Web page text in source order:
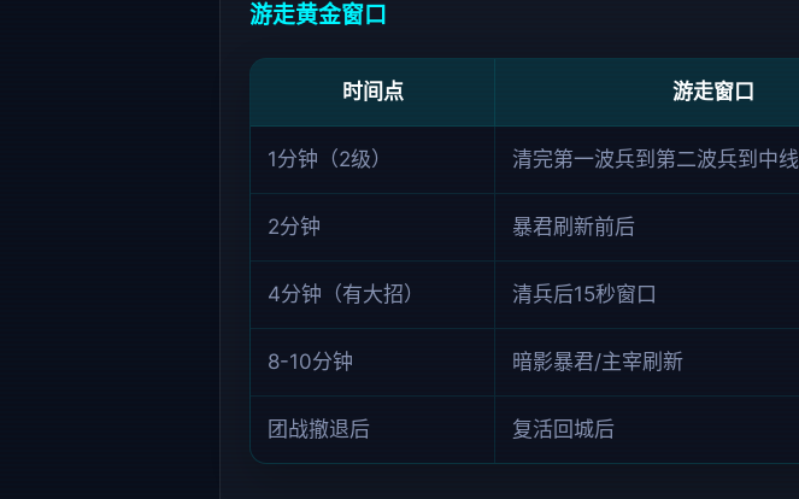
游走黄金窗口
时间点 游走窗口
1分钟（2级） 清完第一波兵到第二波兵到中
2分钟 暴君刷新前后
4分钟（有大招） 清兵后15秒窗口
8-10分钟 暗影暴君/主宰刷新
团战撤退后 复活回城后